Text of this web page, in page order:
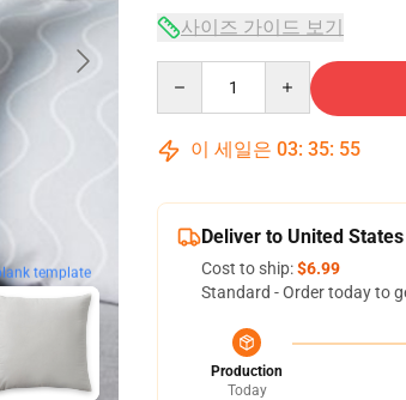
template
사이즈 가이드 보기
이 세일은 03: 35: 54
Deliver to United States
Cost to ship:$6.99
Standard - Order today to
Production
Today